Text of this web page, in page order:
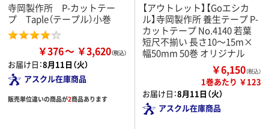
寺岡製作所 P-カットテー
プ Taple（テープル）小巻
￥376 ￥3,620
お届け日：8月11日（火）
アスクル在庫商品
販売単位違いの商品が2商品あります
【アウトレット】【Goエシカ
ル】寺岡製作所 養生テープ P-
カットテープ No.4140 若葉
短尺不揃い 長さ10～15m×
幅50mm 50巻 オリジナル
￥6,150（税込）
1巻あたり ￥123
お届け日：8月11日（火）
アスクル在庫商品